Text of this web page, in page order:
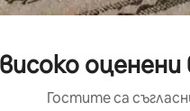
Гостите са